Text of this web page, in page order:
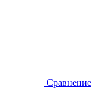
Сравнение